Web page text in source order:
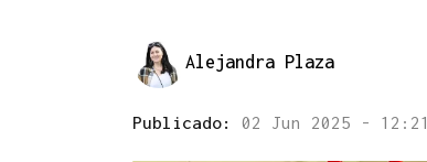
Alejandra Plaza
Publicado: 02 Jun 2025 - 12:21